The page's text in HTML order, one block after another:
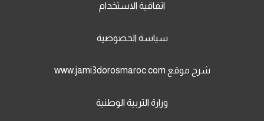
اتفاقية الاستخدام
سياسة الخصوصية
شرح موقع www.jami3dorosmaroc.com
وزارة التربية الوطنية